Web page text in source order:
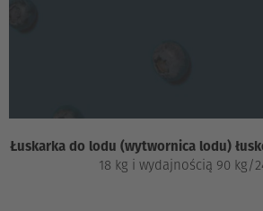
Łuskarka do lodu (wytwornica lodu)
18 kg i wydajnością 90 kg/